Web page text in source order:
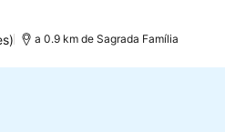
a 0.9 km de Sagrada Família